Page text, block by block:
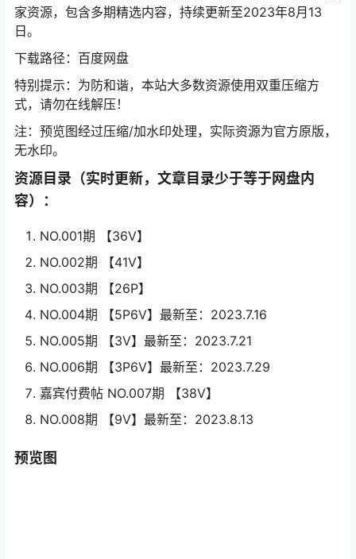
家资源，包含多期精选内容，持续更新至2023年8月13
日。
下载路径：百度网盘
特别提示：为防和谐，本站大多数资源使用双重压缩方
式，请勿在线解压！
注：预览图经过压缩/加水印处理，实际资源为官方原版，
无水印。
资源目录（实时更新，文章目录少于等于网盘内
容）：
NO.001期 【36V】
NO.002期 【41V】
NO.003期 【26P】
NO.004期 【5P6V】最新至：2023.7.16
NO.005期 【3V】最新至：2023.7.21
NO.006期 【3P6V】最新至：2023.7.29
嘉宾付费帖 NO.007期 【38V】
NO.008期 【9V】最新至：2023.8.13
预览图